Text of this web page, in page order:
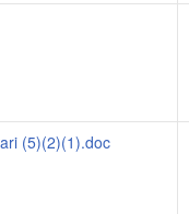
(5)(2)(1).doc